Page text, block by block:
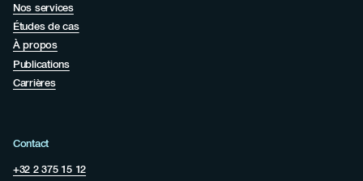
Nos services
Études de cas
À propos
Publications
Carrières
Contact
+32 2 375 15 12